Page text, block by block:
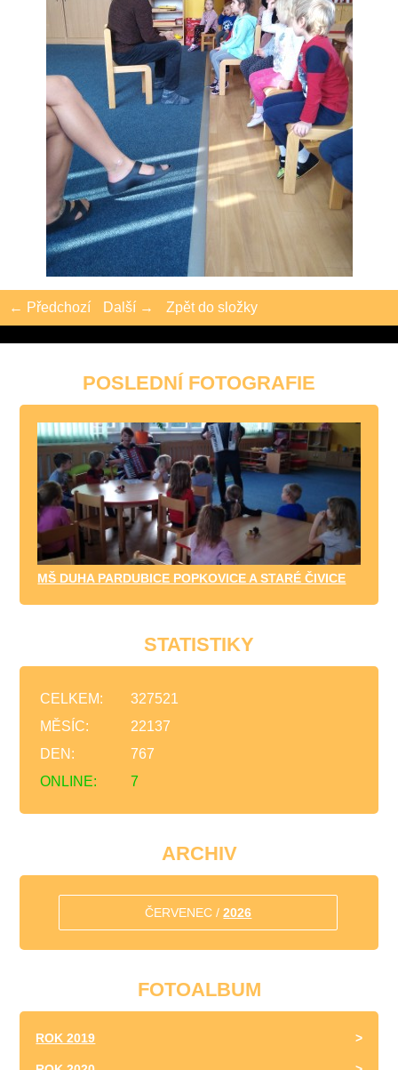
← Předchozí Další → Zpět do složky
POSLEDNÍ FOTOGRAFIE
MŠ DUHA PARDUBICE POPKOVICE A STARÉ ČIVICE
STATISTIKY
ONLINE: 7
CELKEM:
327521
MĚSÍC:
22137
DEN:
767
ARCHIV
ČERVENEC /2026
FOTOALBUM
ROK 2019